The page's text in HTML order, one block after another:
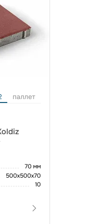
паллет
70 мм
500х500х70
10